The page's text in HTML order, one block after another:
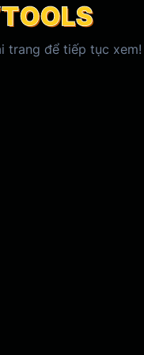
trang để tiếp tục xem!